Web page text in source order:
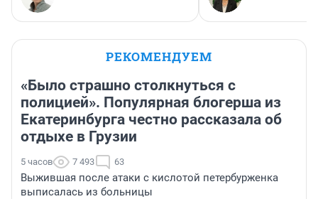
РЕКОМЕНДУЕМ
«Было страшно столкнуться с
полицией». Популярная блогерша из
Екатеринбурга честно рассказала об
отдыхе в Грузии
5 часов 7 493 63
Выжившая после атаки с кислотой петербурженка
выписалась из больницы